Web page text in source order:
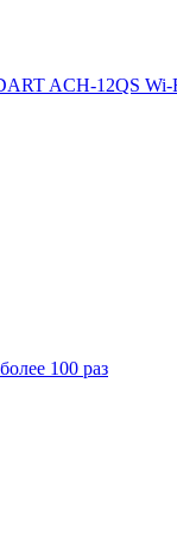
ACH-12QS Wi-
100 раз